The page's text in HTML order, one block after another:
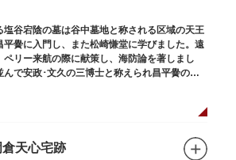
谷宕陰の墓は谷中墓地と称される区域の天王
黌に入門し、また松崎慊堂に学びました。遠
リー来航の際に献策し、海防論を著しまし
で安政･文久の三博士と称えられ昌平黌の教
応3年 （1867）に没しました。
倉天心宅跡